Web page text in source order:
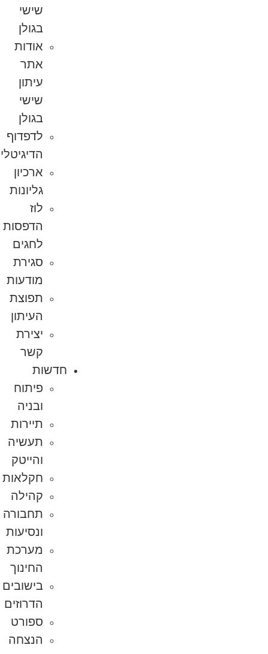
שישי
בגולן
אודות
אתר
עיתון
שישי
בגולן
לדפדוף
הדיגיטלי
ארכיון
גליונות
לוז
הדפסות
לחגים
סגירת
מודעות
תפוצת
העיתון
יצירת
קשר
חדשות
פיתוח
ובניה
תיירות
תעשיה
והייטק
חקלאות
קהילה
תחבורה
ונסיעות
מערכת
החינוך
בישובים
הדרוזים
ספורט
הנצחה